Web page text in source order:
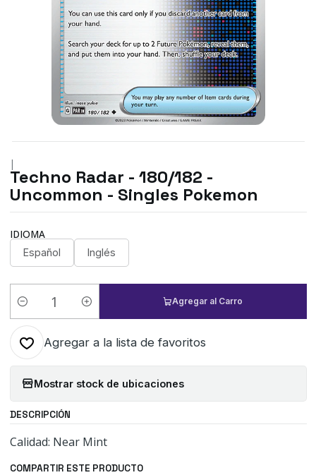
|
Techno Radar - 180/182 -
Uncommon - Singles Pokemon
IDIOMA
Español Inglés
Cantidad
Agregar al Carro
Agregar a la lista de favoritos
Mostrar stock de ubicaciones
DESCRIPCIÓN
Calidad: Near Mint
COMPARTIR ESTE PRODUCTO